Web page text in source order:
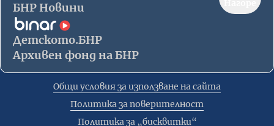
БНР Новини
Детското.БНР
Архивен фонд на БНР
Общи условия за използване на сайта
Политика за поверителност
Политика за „бисквитки“